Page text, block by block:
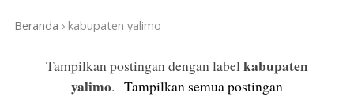
Beranda › kabupaten yalimo
Tampilkan postingan dengan labelkabupaten
yalimo. Tampilkan semua postingan